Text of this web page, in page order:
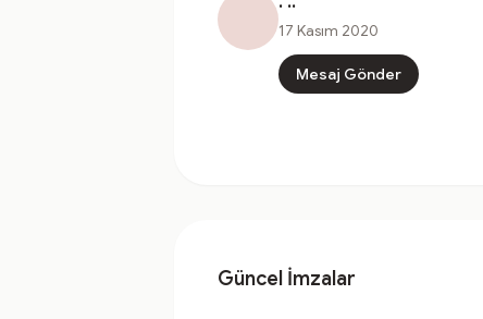
17 Kasım 2020
Mesaj Gönder
Güncel İmzalar